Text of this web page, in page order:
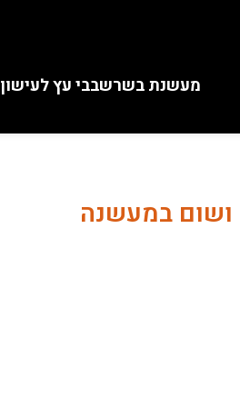
מעשנת בשרשבבי עץ לעישון
ושום במעשנה